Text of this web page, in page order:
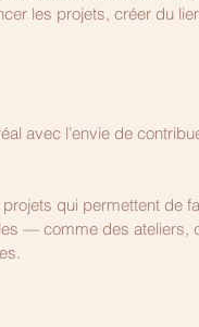
les projets, créer du
avec l’envie de
qui permettent de
— comme des ateliers,